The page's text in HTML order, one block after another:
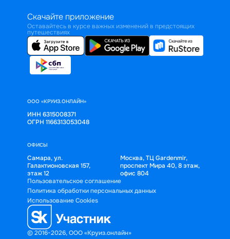
Скачайте приложение
Оставайтесь в курсе важных изменений в предстоящих
путешествиях
ООО «КРУИЗ.ОНЛАЙН»
ИНН 6315008371
ОГРН 1166313053048
ОФИСЫ
Самара, ул.
Галактионовская 157,
этаж 12
Москва, ТЦ Gardenmir,
проспект Мира 40, 8 этаж,
офис 804
© 2016-2026, ООО «Круиз.онлайн»
Пользовательское соглашение
Политика обработки персональных данных
Использование Cookies